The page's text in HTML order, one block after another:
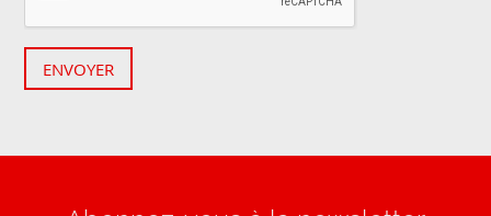
ENVOYER